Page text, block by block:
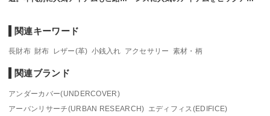
関連キーワード
長財布 財布 レザー(革) 小銭入れ アクセサリー 素材・柄
関連ブランド
アンダーカバー(UNDERCOVER)
アーバンリサーチ(URBAN RESEARCH) エディフィス(EDIFICE)